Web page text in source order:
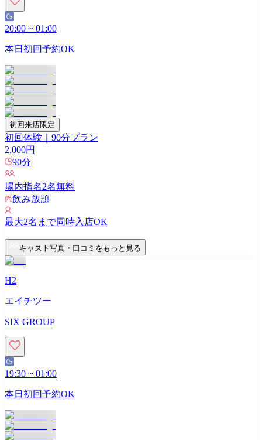
20:00 ~ 01:00
本日初回予約OK
初回来店限定
初回体験｜90分プラン
2,000円
90分
場内指名2名無料
飲み放題
最大2名まで同時入店OK
キャスト写真・口コミをもっと見る
H2
エイチツー
SIX GROUP
19:30 ~ 01:00
本日初回予約OK